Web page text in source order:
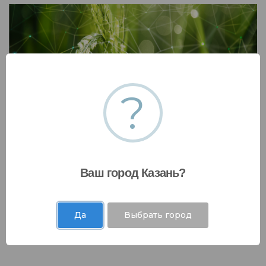
Разработка стратегии декарбонизации
подразделения/предприятия/компании
Разработка детального плана реализации
предприятия/компании
?
Ваш город Казань?
Да Выбрать город